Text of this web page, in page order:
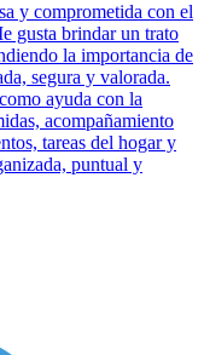
y comprometida con el
gusta brindar un trato
la importancia de
segura y valorada.
ayuda con la
acompañamiento
tareas del hogar y
puntual y